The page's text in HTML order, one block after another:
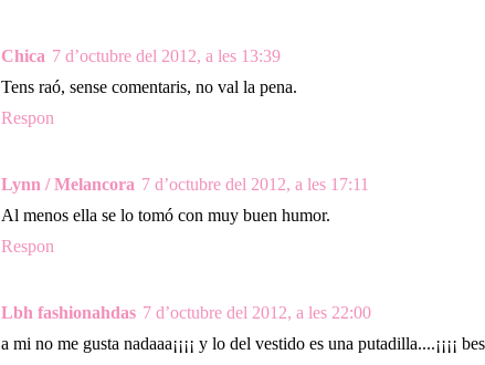
Chica 7 d’octubre del 2012, a les 13:39
Tens raó, sense comentaris, no val la pena.
Respon
Lynn / Melancora 7 d’octubre del 2012, a les 17:11
Al menos ella se lo tomó con muy buen humor.
Respon
Lbh fashionahdas 7 d’octubre del 2012, a les 22:00
a mi no me gusta nadaaa¡¡¡¡ y lo del vestido es una putadilla....¡¡¡¡